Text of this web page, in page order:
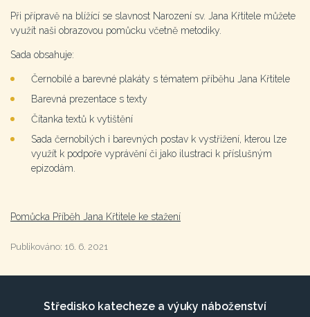
Při přípravě na blížící se slavnost Narození sv. Jana Křtitele můžete
využít naši obrazovou pomůcku včetně metodiky.
Sada obsahuje:
Černobílé a barevné plakáty s tématem příběhu Jana Křtitele
Barevná prezentace s texty
Čítanka textů k vytištění
Sada černobílých i barevných postav k vystřižení, kterou lze
využít k podpoře vyprávění či jako ilustraci k příslušným
epizodám.
Pomůcka Příběh Jana Křtitele ke stažení
Publikováno: 16. 6. 2021
Středisko katecheze a výuky náboženství